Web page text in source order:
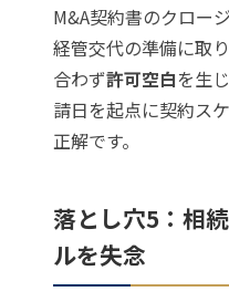
M&A契約書のクロー
経管交代の準備に取
合わず許可空白を生
請日を起点に契約ス
正解です。
落とし穴5：相
ルを失念